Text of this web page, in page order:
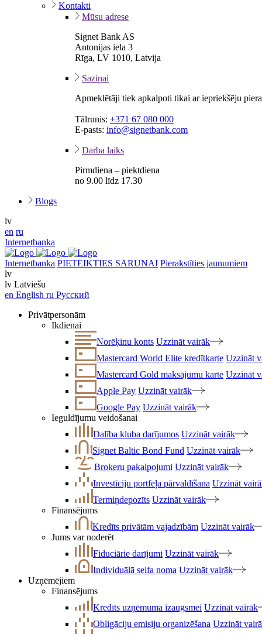
Kontakti
Mūsu adrese
Signet Bank AS
Antonijas iela 3
Rīga, LV 1010, Latvija
Saziņai
Apmeklētāji tiek apkalpoti tikai ar iepriekšēju
Tālrunis: +371 67 080 000
E-pasts: info@signetbank.com
Darba laiks
Pirmdiena – piektdiena
no 9.00 līdz 17.30
Blogs
lv
en ru
Internetbanka
Internetbanka PIETEIKTIES SARUNAI Pierakstīties jaunumiem
lv
lv Latviešu
en English ru Русский
Privātpersonām
Ikdienai
Norēķinu konts Uzzināt vairāk
Mastercard World Elite kredītkarte Uzzināt
Mastercard Gold maksājumu karte Uzzināt
Apple Pay Uzzināt vairāk
Google Pay Uzzināt vairāk
Ieguldījumu veidošanai
Dalība kluba darījumos Uzzināt vairāk
Signet Baltic Bond Fund Uzzināt vairāk
Brokeru pakalpojumi Uzzināt vairāk
Investīciju portfeļa pārvaldīšana Uzzināt
Termiņdepozīts Uzzināt vairāk
Finansējums
Kredīts privātām vajadzībām Uzzināt vairāk
Jums var noderēt
Fiduciārie darījumi Uzzināt vairāk
Individuālā seifa noma Uzzināt vairāk
Uzņēmējiem
Finansējums
Kredīts uzņēmuma izaugsmei Uzzināt vairāk
Obligāciju emisiju organizēšana Uzzināt